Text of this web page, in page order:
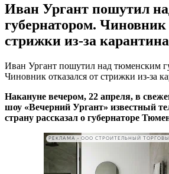
Иван Ургант пошутил
губернатором. Чиновник
стрижки из-за карантина
Иван Ургант пошутил над тюменским
Чиновник отказался от стрижки из-за
Накануне вечером, 22 апреля, в
шоу «Вечерний Ургант» известный
страну рассказал о губернаторе